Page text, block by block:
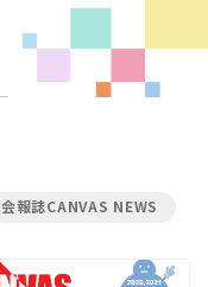
会報誌CANVAS NEWS